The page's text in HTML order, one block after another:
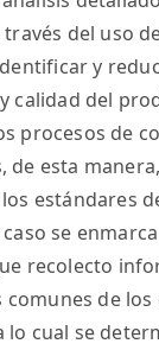
través del uso
y
calidad del
procesos de
de esta
estándares
se
recolecto
comunes de
lo cual se